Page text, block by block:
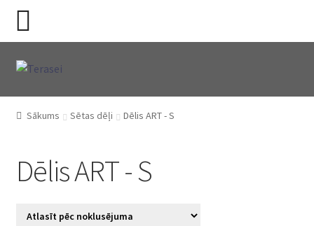
Skip
Skip
Sākums Sētas dēļi Dēlis ART - S
Dēlis ART - S